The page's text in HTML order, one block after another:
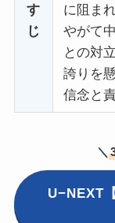
す
じ
に阻ま
やがて
との対
誇りを
信念と
＼
U−NEXT